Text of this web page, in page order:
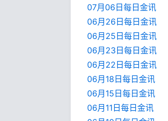
07月06日每日金讯
06月26日每日金讯
06月25日每日金讯
06月23日每日金讯
06月22日每日金讯
06月18日每日金讯
06月15日每日金讯
06月11日每日金讯